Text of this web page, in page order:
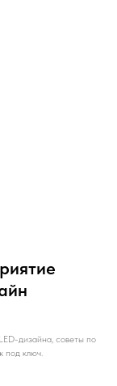
дизайна, советы по
под ключ.